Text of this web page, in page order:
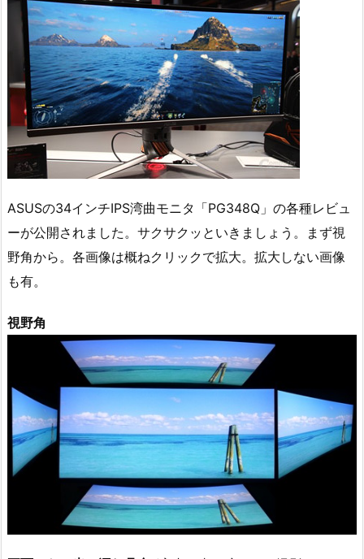
ASUSの34インチIPS湾曲モニタ「PG348Q」の各種レビュ
ーが公開されました。サクサクッといきましょう。まず視
野角から。各画像は概ねクリックで拡大。拡大しない画像
も有。
視野角